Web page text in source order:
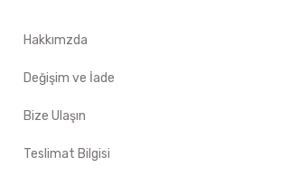
Hakkımzda
Değişim ve İade
Bize Ulaşın
Teslimat Bilgisi